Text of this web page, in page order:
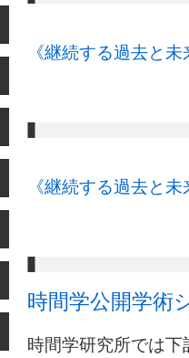
《継続する過去と未
《継続する過去と未
時間学公開学術
時間学研究所では下